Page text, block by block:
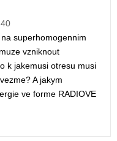
superhomogennim
vzniknout
k jakemusi otresu musi
A jakym
ve forme RADIOVE